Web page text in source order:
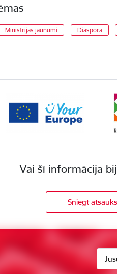
Ministrijas jaunumi Diaspora
Vai šī informācija
Sniegt